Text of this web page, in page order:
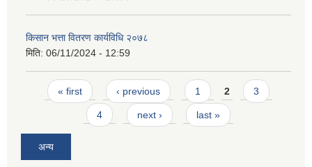
किसान भत्ता वितरण कार्यविधि २०७८
मिति: 06/11/2024 - 12:59
Pages
« first ‹ previous 1 2 3
4 next › last »
अन्य